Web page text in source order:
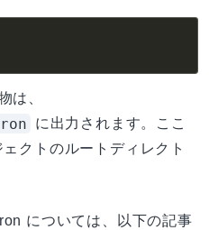
は、
に出力されます。ここ
クトのルートディレクト
については、以下の記事